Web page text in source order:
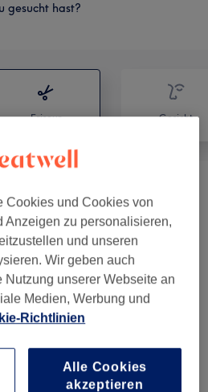
gesucht hast?
Friseur Gesicht
ab 15 €
ab 10 €
Cookies und Cookies von
Anzeigen zu personalisieren,
und unseren
Wir geben auch
Nutzung unserer Webseite an
Medien, Werbung und
Richtlinien
Alle Cookies
akzeptieren